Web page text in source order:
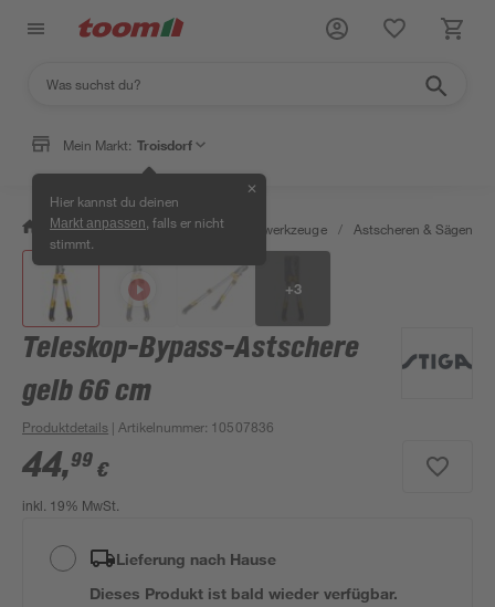
Mein Markt: Troisdorf
Hier kannst du deinen
Markt anpassen , falls er nicht
stimmt.
✕
/ Garten & Freizeit / Gartenhandwerkzeuge / Astscheren & Sägen
+3
Teleskop-Bypass-Astschere
gelb 66 cm
Produktdetails | Artikelnummer: 10507836
44,99 €
inkl. 19% MwSt.
Lieferung nach Hause
Dieses Produkt ist bald wieder verfügbar.